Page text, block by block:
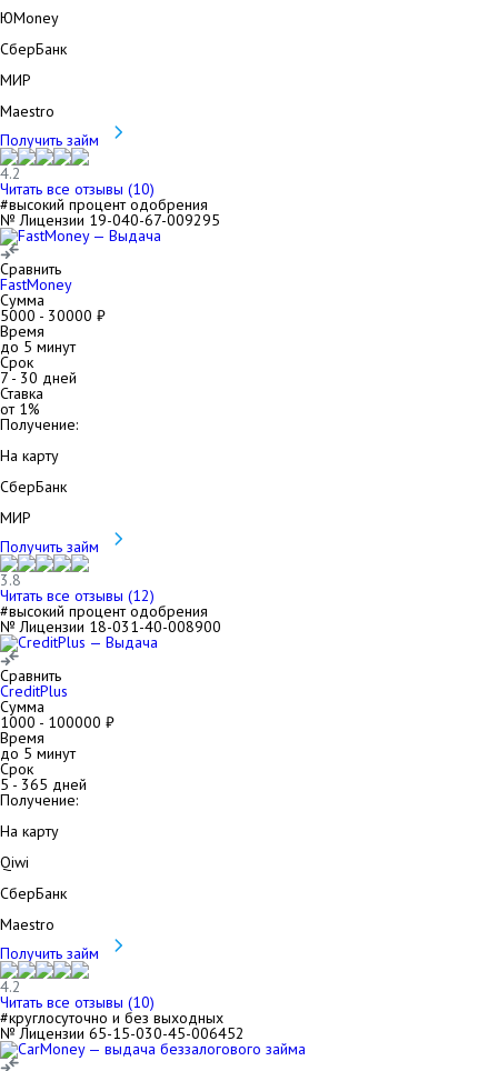
ЮMoney
СберБанк
МИР
Maestro
Получить займ
4.2
Читать все отзывы (10)
#высокий процент одобрения
№ Лицензии 19-040-67-009295
Сравнить
FastMoney
Сумма
5000 - 30000 ₽
Время
до 5 минут
Срок
7- 30 дней
Ставка
от 1%
Получение:
На карту
СберБанк
МИР
Получить займ
3.8
Читать все отзывы (12)
#высокий процент одобрения
№ Лицензии 18-031-40-008900
Сравнить
CreditPlus
Сумма
1000 - 100000 ₽
Время
до 5 минут
Срок
5- 365 дней
Получение:
На карту
Qiwi
СберБанк
Maestro
Получить займ
4.2
Читать все отзывы (10)
#круглосуточно и без выходных
№ Лицензии 65-15-030-45-006452